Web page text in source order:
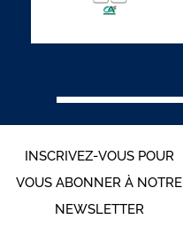
INSCRIVEZ-VOUS POUR
VOUS ABONNER À NOTRE
NEWSLETTER